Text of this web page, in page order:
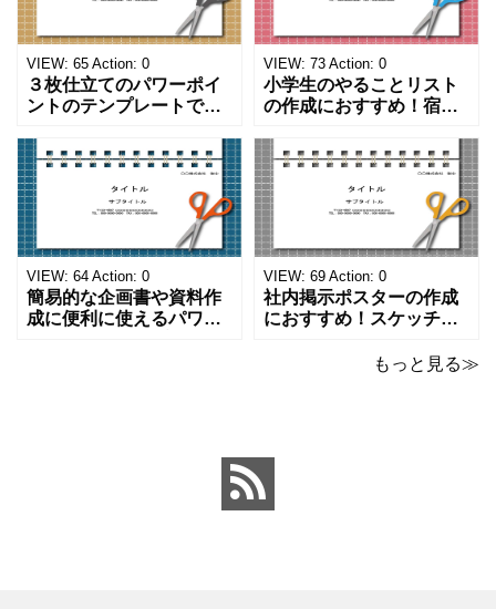
VIEW: 65 Action: 0
３枚仕立てのパワーポイ
ントのテンプレートで
ペンのワンポイントイラ
ストが描かれています。
ご案内やお知らせなど簡
単な資料を時短で作成で
きる便利なフォーマット
になります。 文房具好き
の方、掲示ポスターを作
成をされたい方におす
VIEW: 73 Action: 0
小学生のやることリスト
の作成におすすめ！宿題
事をまとめたい時のフォ
ーマットにおすすめしま
す。 ノートタイプのフォ
ーマットで文字入れをし
やすく、壁に貼ってもか
わいいデザインです。お
子さんが見てもテンショ
ンが上がるテンプレ
VIEW: 64 Action: 0
簡易的な企画書や資料作
成に便利に使えるパワー
VIEW: 69 Action: 0
社内掲示ポスターの作成
におすすめ！スケッチブ
なパワーポイントのテン
トにおすすめします。 ダ
ウンロードしてテキス
もっと見る≫